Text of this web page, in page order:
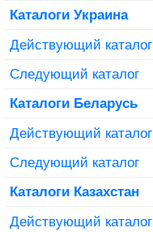
Каталоги Украина
Действующий каталог
Следующий каталог
Каталоги Беларусь
Действующий каталог
Следующий каталог
Каталоги Казахстан
Действующий каталог